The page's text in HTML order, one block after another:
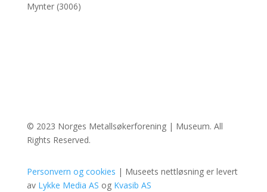
Mynter (3006)
© 2023 Norges Metallsøkerforening | Museum. All
Rights Reserved.
Personvern og cookies | Museets nettløsning er levert
av Lykke Media AS og Kvasib AS